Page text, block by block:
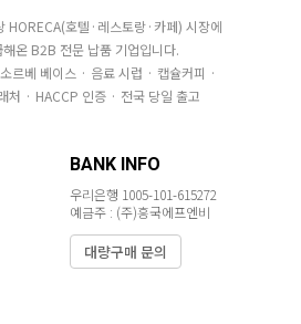
HORECA(호텔·레스토랑·카페) 시장에
온 B2B 전문 납품 기업입니다.
르베 베이스 · 음료 시럽 · 캡슐커피 ·
처 · HACCP 인증 · 전국 당일 출고
BANK INFO
우리은행 1005-101-615272
예금주 : (주)흥국에프엔비
대량구매 문의